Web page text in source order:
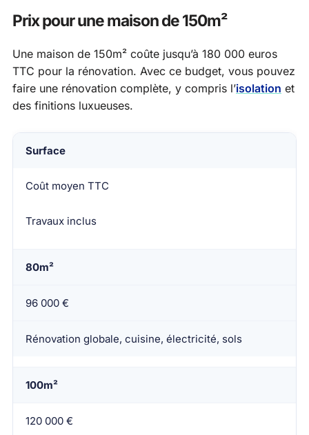
Prix pour une maison de 150m²
Une maison de 150m² coûte jusqu’à 180 000 euros
TTC pour la rénovation. Avec ce budget, vous pouvez
faire une rénovation complète, y compris l’isolation et
des finitions luxueuses.
Surface
Coût moyen TTC
Travaux inclus
80m²
96 000 €
Rénovation globale, cuisine, électricité, sols
100m²
120 000 €